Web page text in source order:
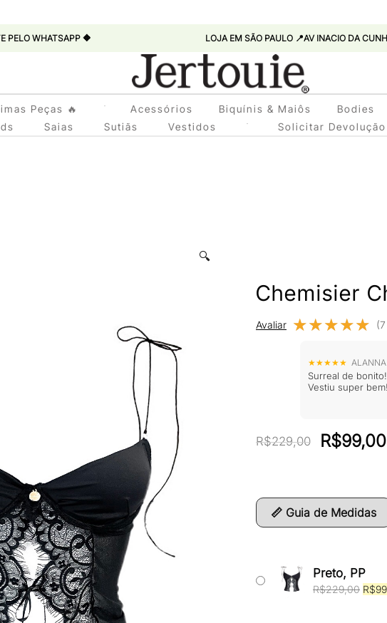
🔶 LOJA EM SÃO PAULO 📍AV INACIO DA CUNHA LEME,
Jertouie
Loja de Roupas Femininas
Peças 🔥 Acessórios Biquínis & Maiôs Bodies
Saias Sutiãs Vestidos Solicitar Devolução
🔍
Chemisier
Avaliar ★★★★★
★★★★★
★★★★★
Surreal de
Vestiu super
R$229,00
O
era:
R$99,00
📏 Guia de Medidas
Preto, PP
R$229,00 O
R$